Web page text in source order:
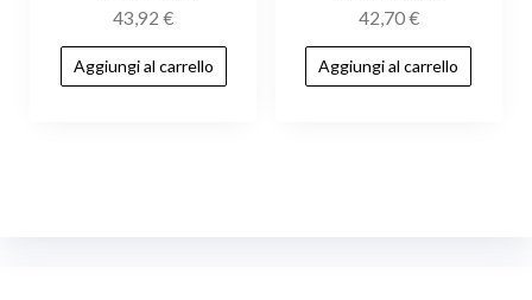
43,92€
Aggiungi al carrello
42,70€
Aggiungi al carrello